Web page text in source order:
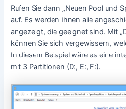
Rufen Sie dann „Neuen Pool und
auf. Es werden Ihnen alle
angezeigt, die geeignet sind. Mit
können Sie sich vergewissern,
In diesem Beispiel wäre es eine
mit 3 Partitionen (D:, E:, F:).